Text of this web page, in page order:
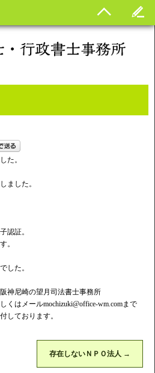
た。
ました。
認証。
。
した。
神尼崎の望月司法書士事務所
くはメールmochizuki@office-wm.comまで
しております。
存在しないＮＰＯ法人 →